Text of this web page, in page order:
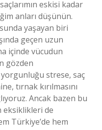
eskisi kadar
anları düşünün.
yaşayan biri
geçen uzun
içinde vücudun
gözden
strese, saç
tırnak kırılmasını
Ancak bazen bu
eksiklikleri de
Türkiye’de hem